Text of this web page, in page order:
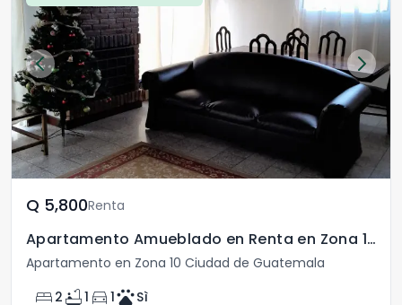
Q	5,800Renta
Apartamento Amueblado en Renta en Zona 10
Apartamento en Zona 10 Ciudad de Guatemala
bed 2 bathtub1 directions_car 1petsSì